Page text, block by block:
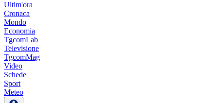
Ultim'ora
Cronaca
Mondo
Economia
TgcomLab
Televisione
TgcomMag
Video
Schede
Sport
Meteo